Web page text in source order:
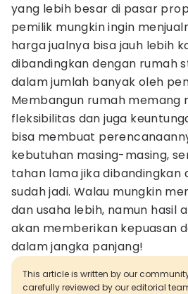
yang lebih besar di pasar
pemilik mungkin ingin
harga jualnya bisa jauh lebih
dibandingkan dengan rumah
dalam jumlah banyak oleh
Membangun rumah memang
fleksibilitas dan juga
bisa membuat
kebutuhan masing-masing,
tahan lama jika dibandingkan
sudah jadi. Walau mungkin
dan usaha lebih, namun hasil
akan memberikan kepuasan
dalam jangka panjang!
This article is written by our
carefully reviewed by our editorial